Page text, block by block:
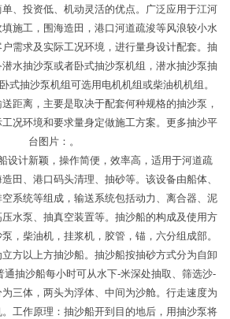
、投资低、机动灵活的优点。广泛应用于江河
施工，围海造田，港口河道疏浚等风浪较小水
需求及实际工况环境，进行量身设计配套。抽
水抽沙泵或者卧式抽沙泵机组，潜水抽沙泵抽
式抽沙泵机组可选用电机机组或柴油机机组。
距离，主要是取决于配套何种规格的抽沙泵，
况环境和要求量身定做施工方案。更多抽沙平
台图片：。
设计新颖，操作简便，效率高，适用于河道疏
田、港口码头清理、抽砂等。该设备由船体、
系统等组成，输送系统包括动力、离合器、泥
水泵、抽真空装置等。抽沙船的构成及使用方
，柴油机，挂浆机，胶管，锚，六分组成部。
方以上方抽沙船。抽沙船按抽砂方式分为自卸
通抽沙船每小时可从水下-米深处抽取、筛选沙-
三体，两头为浮体、中间为沙舱。行走速度为
工作原理：抽沙船开到目的地后，用抽沙泵将